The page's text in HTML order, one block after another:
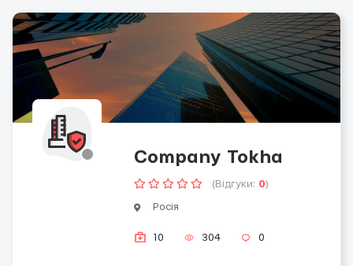
Company Tokha
(Відгуки: 0)
Росія
10 304 0